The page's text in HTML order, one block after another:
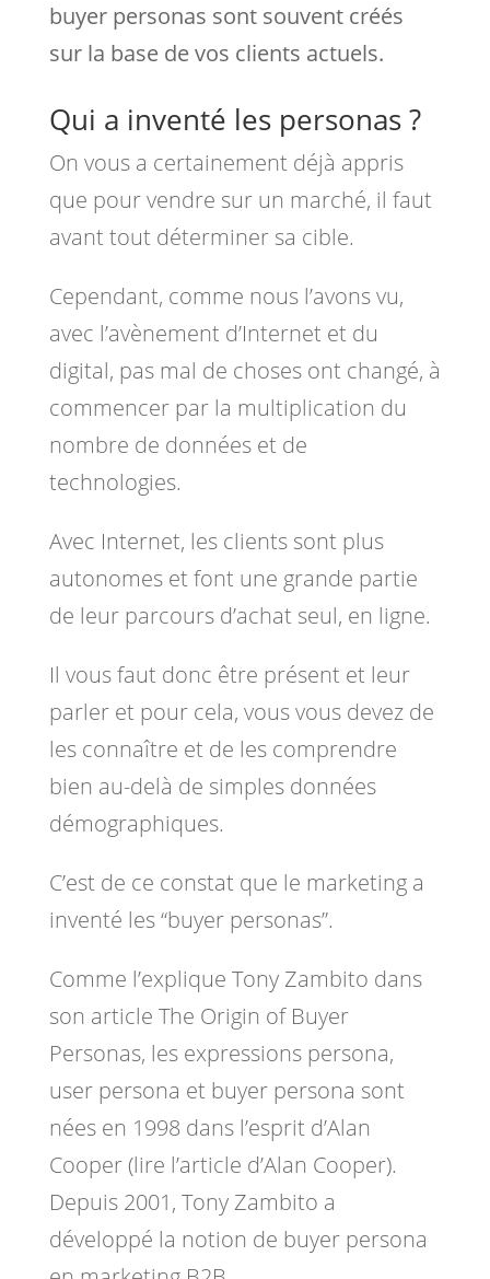
buyer personas sont souvent créés
sur la base de vos clients actuels.
Qui a inventé les personas ?
On vous a certainement déjà appris
que pour vendre sur un marché, il faut
avant tout déterminer sa cible.
Cependant, comme nous l’avons vu,
avec l’avènement d’Internet et du
digital, pas mal de choses ont changé, à
commencer par la multiplication du
nombre de données et de
technologies.
Avec Internet, les clients sont plus
autonomes et font une grande partie
de leur parcours d’achat seul, en ligne.
Il vous faut donc être présent et leur
parler et pour cela, vous vous devez de
les connaître et de les comprendre
bien au-delà de simples données
démographiques.
C’est de ce constat que le marketing a
inventé les “buyer personas”.
Comme l’explique Tony Zambito dans
son article The Origin of Buyer
Personas, les expressions persona,
user persona et buyer persona sont
nées en 1998 dans l’esprit d’Alan
Cooper (lire l’article d’Alan Cooper).
Depuis 2001, Tony Zambito a
développé la notion de buyer persona